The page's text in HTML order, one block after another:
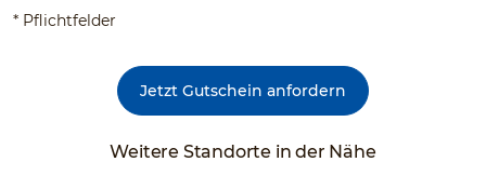
* Pflichtfelder
Jetzt Gutschein anfordern
Weitere Standorte in der Nähe